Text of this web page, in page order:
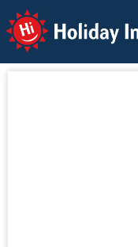
Holiday Info